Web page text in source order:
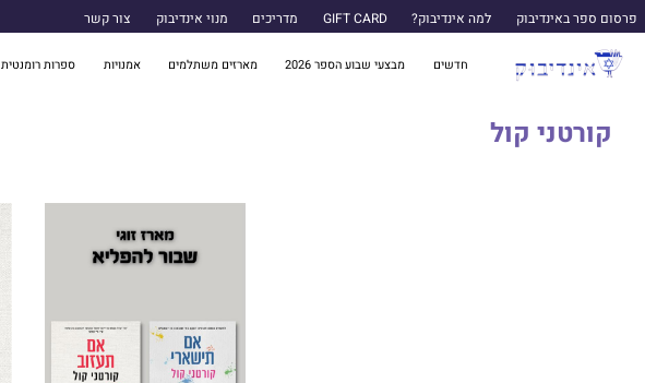
פרסום ספר באינדיבוק למה אינדיבוק? GIFT CARD מדריכים מנוי אינדיבוק צור קשר
חדשים מבצעי שבוע הספר 2026 מארזים משתלמים אמנויות ספרות רומנטית
קורטני קול